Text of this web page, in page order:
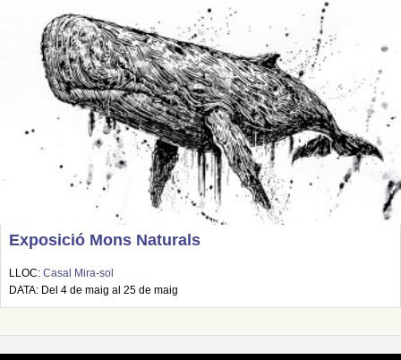
Exposició Mons Naturals
LLOC: Casal Mira-sol
DATA: Del 4 de maig al 25 de maig